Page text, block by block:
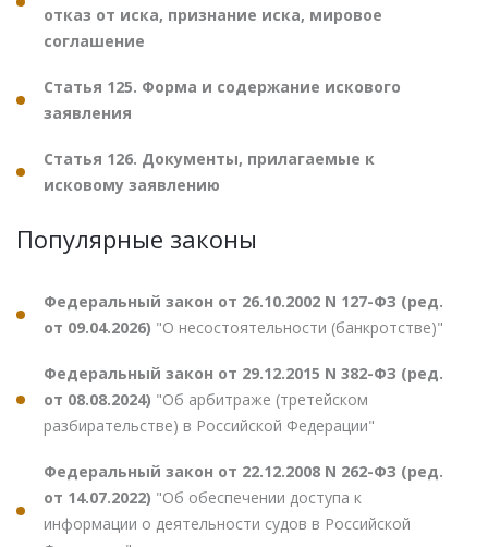
отказ от иска, признание иска, мировое
соглашение
Статья 125. Форма и содержание искового
заявления
Статья 126. Документы, прилагаемые к
исковому заявлению
Популярные законы
Федеральный закон от 26.10.2002 N 127-ФЗ (ред.
от 09.04.2026) "О несостоятельности (банкротстве)"
Федеральный закон от 29.12.2015 N 382-ФЗ (ред.
от 08.08.2024) "Об арбитраже (третейском
разбирательстве) в Российской Федерации"
Федеральный закон от 22.12.2008 N 262-ФЗ (ред.
от 14.07.2022) "Об обеспечении доступа к
информации о деятельности судов в Российской